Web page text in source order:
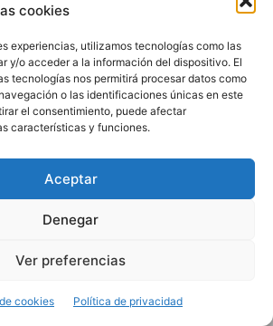
cookies
experiencias, utilizamos tecnologías como las
y/o acceder a la información del dispositivo. El
tecnologías nos permitirá procesar datos como
o las identificaciones únicas en este
el consentimiento, puede afectar
características y funciones.
Aceptar
Denegar
Ver preferencias
cookies Política de privacidad
FOLLOW US
© Musicamalaga